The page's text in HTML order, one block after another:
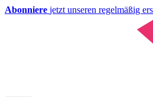
Abonniere jetzt unseren regelmäßig